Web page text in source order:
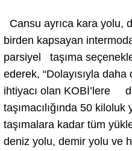
Cansu ayrıca kara yolu,
birden kapsayan
parsiyel taşıma
ederek, “Dolayısıyla daha
ihtiyacı olan KOBİ’lere
taşımacılığında 50
taşımalara kadar tüm
deniz yolu, demir yolu ve